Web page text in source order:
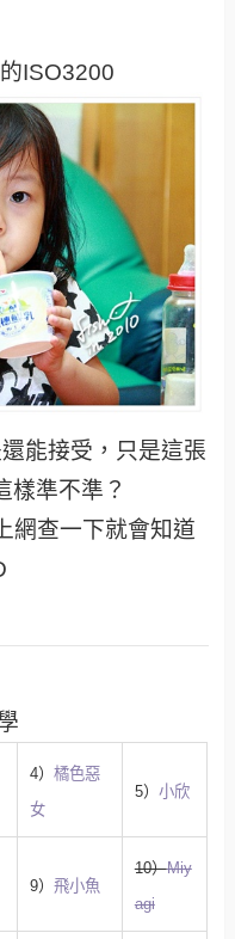
ISO3200
能接受，只是這張
樣準不準？
網查一下就會知道
4） 橘色惡
女
5） 小欣
9） 飛小魚
10）Miy
agi